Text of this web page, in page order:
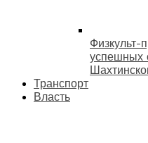
Физкульт-
успешных
Транспорт
Власть